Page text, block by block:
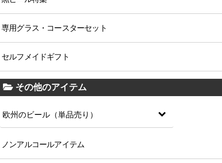
専用グラス・コースターセット
セルフメイドギフト
その他のアイテム
欧州のビール（単品売り）
ノンアルコールアイテム